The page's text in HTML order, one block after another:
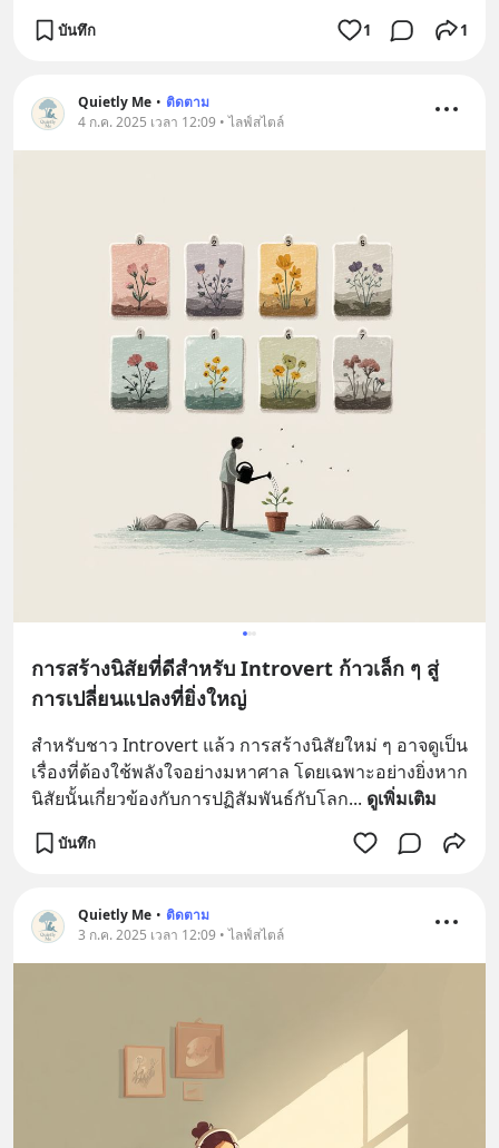
บันทึก 1 1
Quietly Me • ติดตาม
4 ก.ค. 2025 เวลา 12:09 • ไลฟ์สไตล์
การสร้างนิสัยที่ดีสำหรับ Introvert ก้าวเล็ก ๆ สู่
การเปลี่ยนแปลงที่ยิ่งใหญ่
สำหรับชาว Introvert แล้ว การสร้างนิสัยใหม่ ๆ อาจดูเป็น
เรื่องที่ต้องใช้พลังใจอย่างมหาศาล โดยเฉพาะอย่างยิ่งหาก
นิสัยนั้นเกี่ยวข้องกับการปฏิสัมพันธ์กับโลก... ดูเพิ่มเติม
บันทึก
Quietly Me • ติดตาม
3 ก.ค. 2025 เวลา 12:09 • ไลฟ์สไตล์